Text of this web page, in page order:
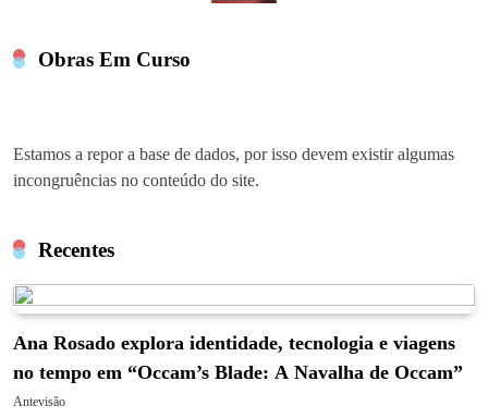
Obras Em Curso
Estamos a repor a base de dados, por isso devem existir algumas
incongruências no conteúdo do site.
Recentes
Ana Rosado explora identidade, tecnologia e viagens
no tempo em “Occam’s Blade: A Navalha de Occam”
Antevisão